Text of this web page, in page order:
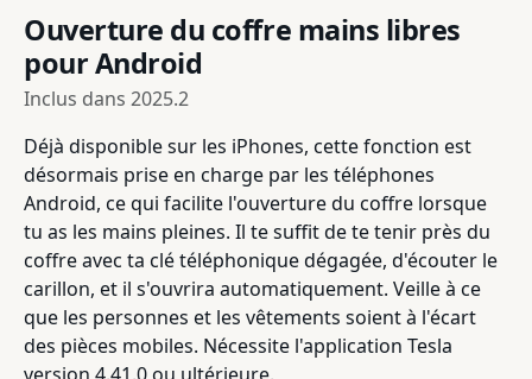
Ouverture du coffre mains libres
pour Android
Inclus dans 2025.2
Déjà disponible sur les iPhones, cette fonction est
désormais prise en charge par les téléphones
Android, ce qui facilite l'ouverture du coffre lorsque
tu as les mains pleines. Il te suffit de te tenir près du
coffre avec ta clé téléphonique dégagée, d'écouter le
carillon, et il s'ouvrira automatiquement. Veille à ce
que les personnes et les vêtements soient à l'écart
des pièces mobiles. Nécessite l'application Tesla
version 4.41.0 ou ultérieure.